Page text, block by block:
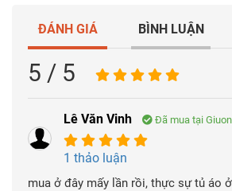
ĐÁNH GIÁ BÌNH LUẬN
5 / 5
Lê Văn Vinh Đã mua tại
1 thảo luận
mua ở đây mấy lần rồi, thực sự tủ áo